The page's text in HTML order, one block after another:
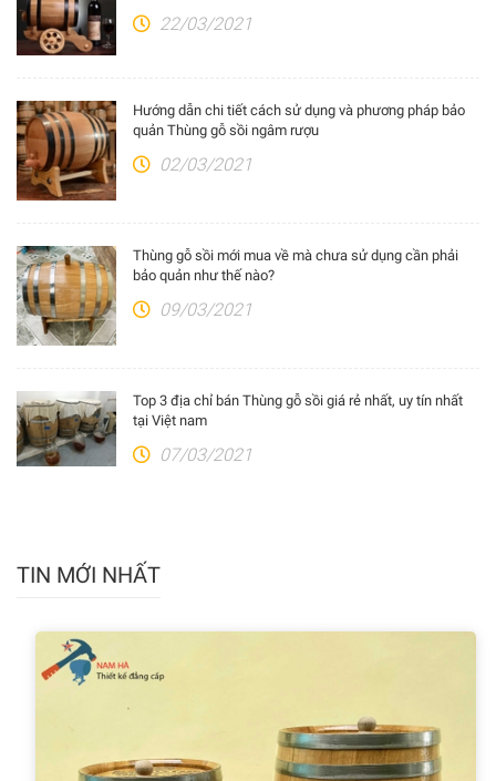
22/03/2021
Hướng dẫn chi tiết cách sử dụng và phương pháp bảo
quản Thùng gỗ sồi ngâm rượu
02/03/2021
Thùng gỗ sồi mới mua về mà chưa sử dụng cần phải
bảo quản như thế nào?
09/03/2021
Top 3 địa chỉ bán Thùng gỗ sồi giá rẻ nhất, uy tín nhất
tại Việt nam
07/03/2021
TIN MỚI NHẤT